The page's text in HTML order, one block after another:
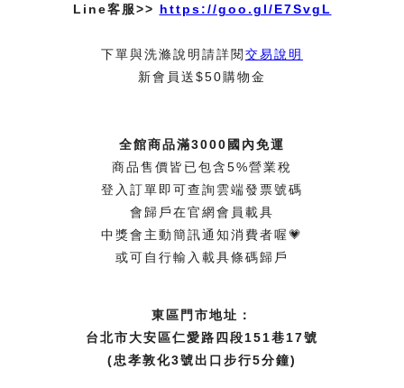
Line客服>> https://goo.gl/E7SvgL
下單與洗滌說明請詳閱交易說明
新會員送$50購物金
全館商品滿3000國內免運
商品售價皆已包含5%營業稅
登入訂單即可查詢雲端發票號碼
會歸戶在官網會員載具
中獎會主動簡訊通知消費者喔💗
或可自行輸入載具條碼歸戶
東區門市地址：
台北市大安區仁愛路四段151巷17號
(忠孝敦化3號出口步行5分鐘)